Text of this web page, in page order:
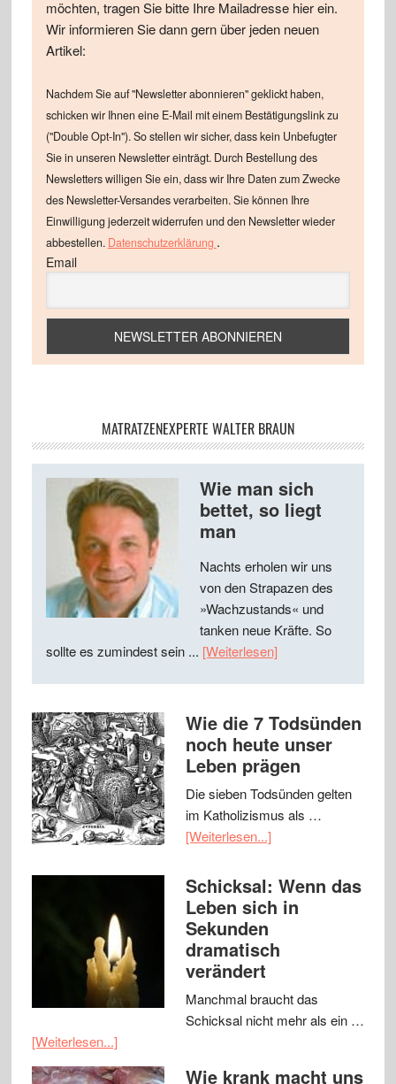
möchten, tragen Sie bitte Ihre Mailadresse hier ein.
Wir informieren Sie dann gern über jeden neuen
Artikel:
Nachdem Sie auf "Newsletter abonnieren" geklickt haben,
schicken wir Ihnen eine E-Mail mit einem Bestätigungslink zu
("Double Opt-In"). So stellen wir sicher, dass kein Unbefugter
Sie in unseren Newsletter einträgt. Durch Bestellung des
Newsletters willigen Sie ein, dass wir Ihre Daten zum Zwecke
des Newsletter-Versandes verarbeiten. Sie können Ihre
Einwilligung jederzeit widerrufen und den Newsletter wieder
abbestellen. Datenschutzerklärung .
Email
MATRATZENEXPERTE WALTER BRAUN
Wie man sich
bettet, so liegt
man
Nachts erholen wir uns
von den Strapazen des
»Wachzustands« und
tanken neue Kräfte. So
sollte es zumindest sein ... [Weiterlesen]
Wie die 7 Todsünden
noch heute unser
Leben prägen
Die sieben Todsünden gelten
im Katholizismus als …
[Weiterlesen...]
Schicksal: Wenn das
Leben sich in
Sekunden
dramatisch
verändert
Manchmal braucht das
Schicksal nicht mehr als ein …
[Weiterlesen...]
Wie krank macht uns